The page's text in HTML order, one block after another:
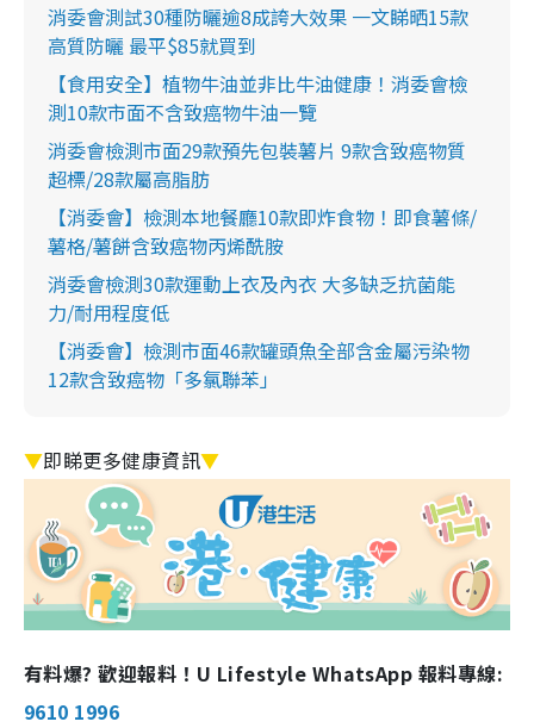
消委會測試30種防曬逾8成誇大效果 一文睇晒15款
高質防曬 最平$85就買到
【食用安全】植物牛油並非比牛油健康！消委會檢
測10款市面不含致癌物牛油一覽
消委會檢測市面29款預先包裝薯片 9款含致癌物質
超標/28款屬高脂肪
【消委會】檢測本地餐廳10款即炸食物！即食薯條/
薯格/薯餅含致癌物丙烯酰胺
消委會檢測30款運動上衣及內衣 大多缺乏抗菌能
力/耐用程度低
【消委會】檢測市面46款罐頭魚全部含金屬污染物
12款含致癌物「多氯聯苯」
▼即睇更多健康資訊▼
有料爆? 歡迎報料！U Lifestyle WhatsApp 報料專線:
9610 1996